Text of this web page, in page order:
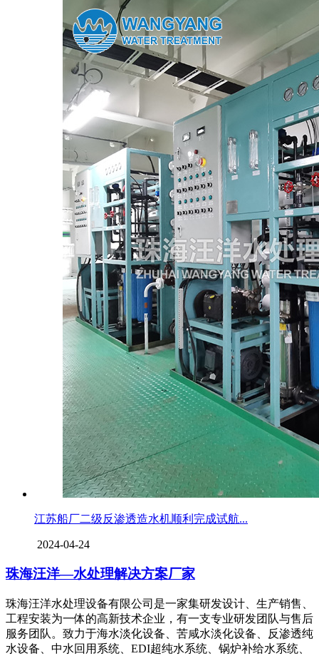
江苏船厂二级反渗透造水机顺利完成试航...
2024-04-24
珠海汪洋—水处理解决方案厂家
珠海汪洋水处理设备有限公司是一家集研发设计、生产销售、
工程安装为一体的高新技术企业，有一支专业研发团队与售后
服务团队。致力于海水淡化设备、苦咸水淡化设备、反渗透纯
水设备、中水回用系统、EDI超纯水系统、锅炉补给水系统、